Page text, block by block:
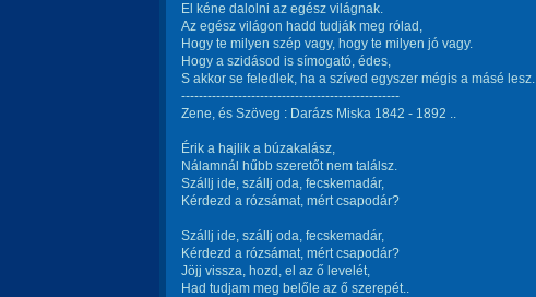
El kéne dalolni az egész világnak.
Az egész világon hadd tudják meg rólad,
Hogy te milyen szép vagy, hogy te milyen jó vagy.
Hogy a szidásod is símogató, édes,
S akkor se feledlek, ha a szíved egyszer mégis a másé lesz.
--------------------------------------------------
Zene, és Szöveg : Darázs Miska 1842 - 1892 ..
Érik a hajlik a búzakalász,
Nálamnál hűbb szeretőt nem találsz.
Szállj ide, szállj oda, fecskemadár,
Kérdezd a rózsámat, mért csapodár?
Szállj ide, szállj oda, fecskemadár,
Kérdezd a rózsámat, mért csapodár?
Jöjj vissza, hozd, el az ő levelét,
Had tudjam meg belőle az ő szerepét..